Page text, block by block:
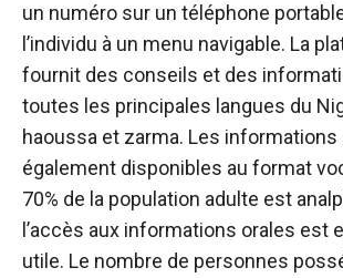
un numéro sur un téléphone
l’individu à un menu navigable. La
fournit des conseils et des
toutes les principales langues du
haoussa et zarma. Les
également disponibles au format
70% de la population adulte est
l’accès aux informations orales est
utile. Le nombre de personnes